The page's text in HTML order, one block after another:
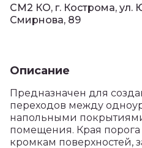
СМ2 КО, г. Кострома, ул.
Смирнова, 89
Описание
Предназначен для
переходов между
напольными
помещения. Края порога
кромкам поверхностей,